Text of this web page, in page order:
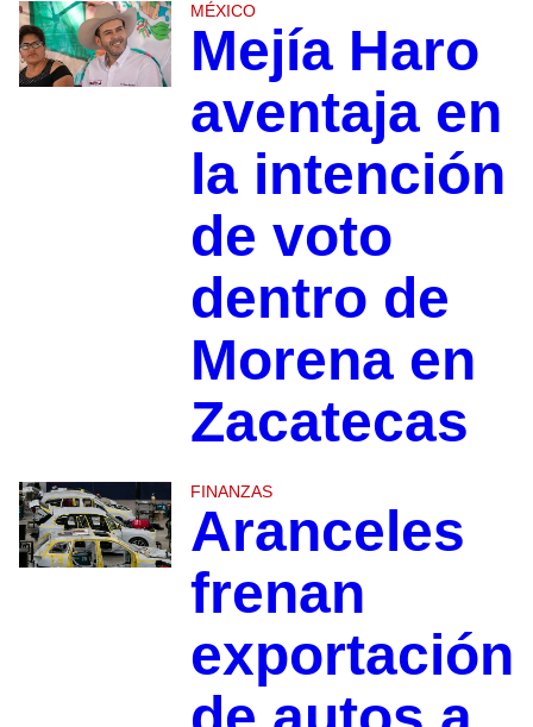
MÉXICO
Mejía Haro
aventaja en
la intención
de voto
dentro de
Morena en
Zacatecas
FINANZAS
Aranceles
frenan
exportación